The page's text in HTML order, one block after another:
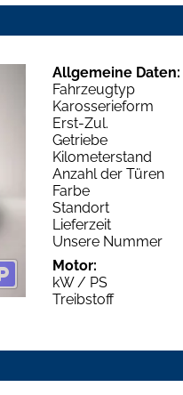
Allgemeine Daten:
Fahrzeugtyp
Karosserieform
Erst-Zul.
Getriebe
Kilometerstand
Anzahl der Türen
Farbe
Standort
Lieferzeit
Unsere Nummer
Motor:
kW / PS
Treibstoff